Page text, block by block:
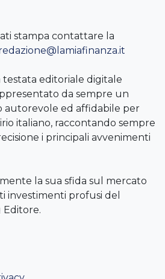
stampa contattare la
testata editoriale digitale
da sempre un
ed affidabile per
italiano, raccontando sempre
i principali avvenimenti
la sua sfida sul mercato
investimenti profusi del